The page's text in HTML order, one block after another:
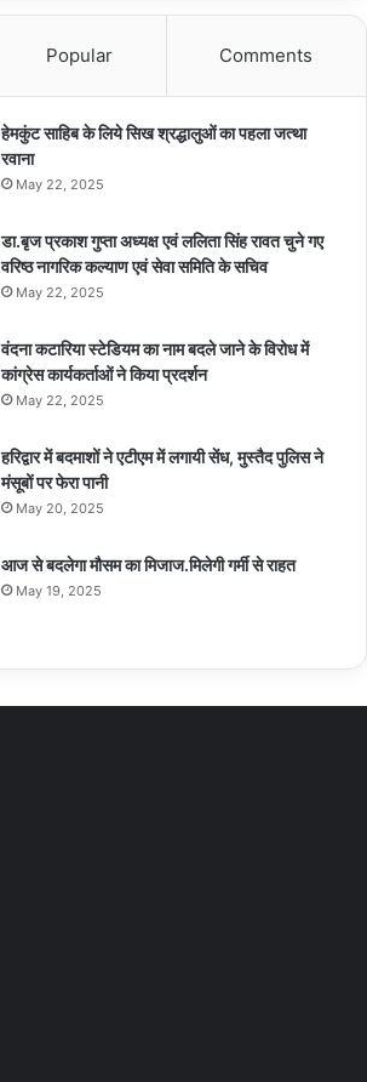
Popular Comments
हेमकुंट साहिब के लिये सिख श्रद्धालुओं का पहला जत्था
रवाना
May 22, 2025
डा.बृज प्रकाश गुप्ता अध्यक्ष एवं ललिता सिंह रावत चुने गए
वरिष्ठ नागरिक कल्याण एवं सेवा समिति के सचिव
May 22, 2025
वंदना कटारिया स्टेडियम का नाम बदले जाने के विरोध में
कांग्रेस कार्यकर्ताओं ने किया प्रदर्शन
May 22, 2025
हरिद्वार में बदमाशों ने एटीएम में लगायी सेंध, मुस्तैद पुलिस ने
मंसूबों पर फेरा पानी
May 20, 2025
आज से बदलेगा मौसम का मिजाज.मिलेगी गर्मी से राहत
May 19, 2025